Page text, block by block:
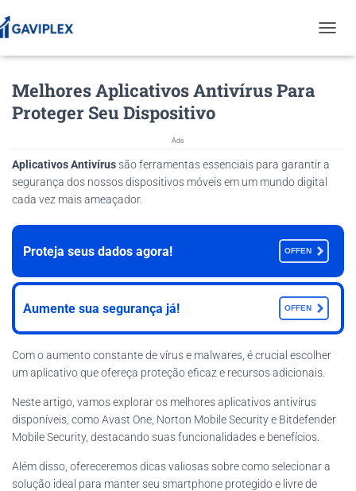
O
V
N
Melhores Aplicativos Antivírus Para
Proteger Seu Dispositivo
Ads
Aplicativos Antivírussão ferramentas essenciais para garantir a
segurança dos nossos dispositivos móveis em um mundo digital
cada vez mais ameaçador.
Proteja seus dados agora! OFFEN
Aumente sua segurança já! OFFEN
Com o aumento constante de vírus e malwares, é crucial escolher
um aplicativo que ofereça proteção eficaz e recursos adicionais.
Neste artigo, vamos explorar os melhores aplicativos antivírus
disponíveis, como Avast One, Norton Mobile Security e Bitdefender
Mobile Security, destacando suas funcionalidades e benefícios.
Além disso, ofereceremos dicas valiosas sobre como selecionar a
solução ideal para manter seu smartphone protegido e livre de